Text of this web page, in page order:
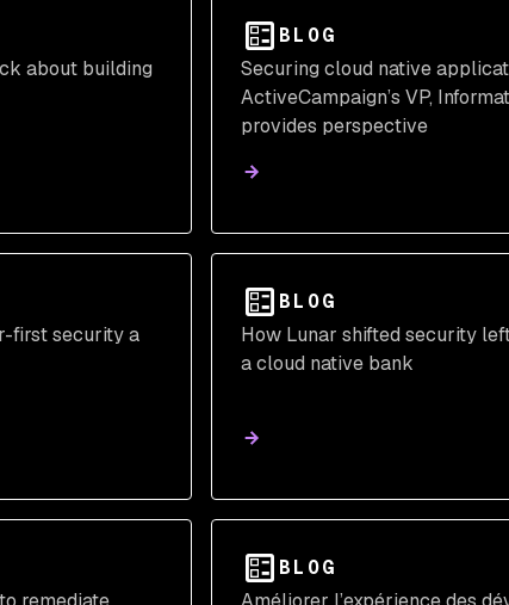
about building
BLOG
Securing cloud native
ActiveCampaign’s VP,
provides perspective
first security a
BLOG
How Lunar shifted security
a cloud native bank
BLOG